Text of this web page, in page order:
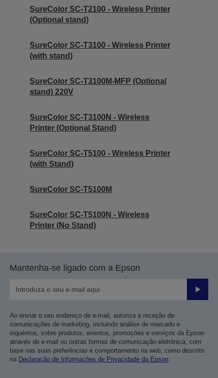
SureColor SC-T2100 - Wireless Printer
(Optional stand)
SureColor SC-T3100 - Wireless Printer
(with stand)
SureColor SC-T3100M-MFP (Optional
stand) 220V
SureColor SC-T3100N - Wireless
Printer (Optional Stand)
SureColor SC-T5100 - Wireless Printer
(with Stand)
SureColor SC-T5100M
SureColor SC-T5100N - Wireless
Printer (No Stand)
Mantenha-se ligado com a Epson
Enviar
Ao enviar o seu endereço de e-mail, autoriza a receção de
comunicações de marketing, incluindo análise de mercado e
inquéritos, sobre produtos, eventos, promoções e serviços da Epson
através de e-mail ou outras formas de comunicação eletrónica, com
base nas suas preferências e comportamento na web, como descrito
na Declaração de Informações de Privacidade da Epson